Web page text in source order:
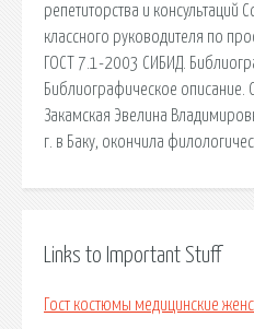
репетиторства и
классного руководителя по
ГОСТ 7.1-2003 СИБИД.
Библиографическое описание.
Закамская Эвелина
г. в Баку, окончила
Links to Important Stuff
Гост костюмы медицинские